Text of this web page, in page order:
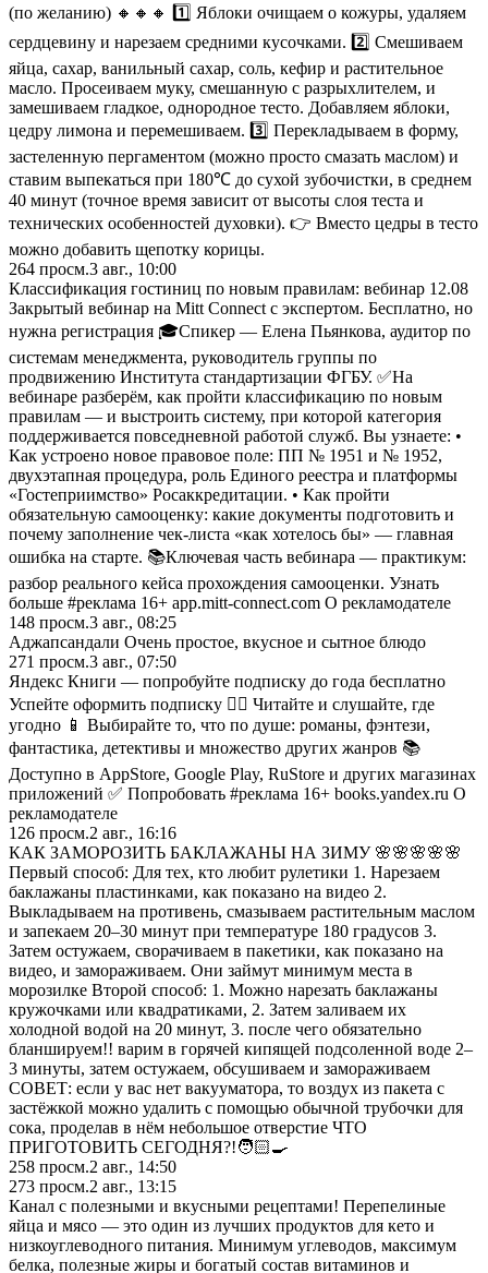
(по желанию) 🔸🔸🔸 1️⃣ Яблоки очищаем о кожуры, удаляем
сердцевину и нарезаем средними кусочками. 2️⃣ Смешиваем
яйца, сахар, ванильный сахар, соль, кефир и растительное
масло. Просеиваем муку, смешанную с разрыхлителем, и
замешиваем гладкое, однородное тесто. Добавляем яблоки,
цедру лимона и перемешиваем. 3️⃣ Перекладываем в форму,
застеленную пергаментом (можно просто смазать маслом) и
ставим выпекаться при 180℃ до сухой зубочистки, в среднем
40 минут (точное время зависит от высоты слоя теста и
технических особенностей духовки). 👉 Вместо цедры в тесто
можно добавить щепотку корицы.
264 просм.3 авг., 10:00
Классификация гостиниц по новым правилам: вебинар 12.08
Закрытый вебинар на Mitt Connect c экспертом. Бесплатно, но
нужна регистрация 🎓Спикер — Елена Пьянкова, аудитор по
системам менеджмента, руководитель группы по
продвижению Института стандартизации ФГБУ. ✅На
вебинаре разберём, как пройти классификацию по новым
правилам — и выстроить систему, при которой категория
поддерживается повседневной работой служб. Вы узнаете: •
Как устроено новое правовое поле: ПП № 1951 и № 1952,
двухэтапная процедура, роль Единого реестра и платформы
«Гостеприимство» Росаккредитации. • Как пройти
обязательную самооценку: какие документы подготовить и
почему заполнение чек-листа «как хотелось бы» — главная
ошибка на старте. 📚Ключевая часть вебинара — практикум:
разбор реального кейса прохождения самооценки. Узнать
больше #реклама 16+ app.mitt-connect.com О рекламодателе
148 просм.3 авг., 08:25
Аджапсандали Очень простое, вкусное и сытное блюдо
271 просм.3 авг., 07:50
Яндекс Книги — попробуйте подписку до года бесплатно
Успейте оформить подписку 🏃‍♂️ Читайте и слушайте, где
угодно 📱 Выбирайте то, что по душе: романы, фэнтези,
фантастика, детективы и множество других жанров 📚
Доступно в AppStore, Google Play, RuStore и других магазинах
приложений ✅ Попробовать #реклама 16+ books.yandex.ru О
рекламодателе
126 просм.2 авг., 16:16
КАК ЗАМОРОЗИТЬ БАКЛАЖАНЫ НА ЗИМУ 🌸🌸🌸🌸🌸
Первый способ: Для тех, кто любит рулетики 1. Нарезаем
баклажаны пластинками, как показано на видео 2.
Выкладываем на противень, смазываем растительным маслом
и запекаем 20–30 минут при температуре 180 градусов 3.
Затем остужаем, сворачиваем в пакетики, как показано на
видео, и замораживаем. Они займут минимум места в
морозилке Второй способ: 1. Можно нарезать баклажаны
кружочками или квадратиками, 2. Затем заливаем их
холодной водой на 20 минут, 3. после чего обязательно
бланшируем!! варим в горячей кипящей подсоленной воде 2–
3 минуты, затем остужаем, обсушиваем и замораживаем
СОВЕТ: если у вас нет вакууматора, то воздух из пакета с
застёжкой можно удалить с помощью обычной трубочки для
сока, проделав в нём небольшое отверстие ЧТО
ПРИГОТОВИТЬ СЕГОДНЯ?!🧑🏻‍🍳
258 просм.2 авг., 14:50
273 просм.2 авг., 13:15
Канал с полезными и вкусными рецептами! Перепелиные
яйца и мясо — это один из лучших продуктов для кето и
низкоуглеводного питания. Минимум углеводов, максимум
белка, полезные жиры и богатый состав витаминов и